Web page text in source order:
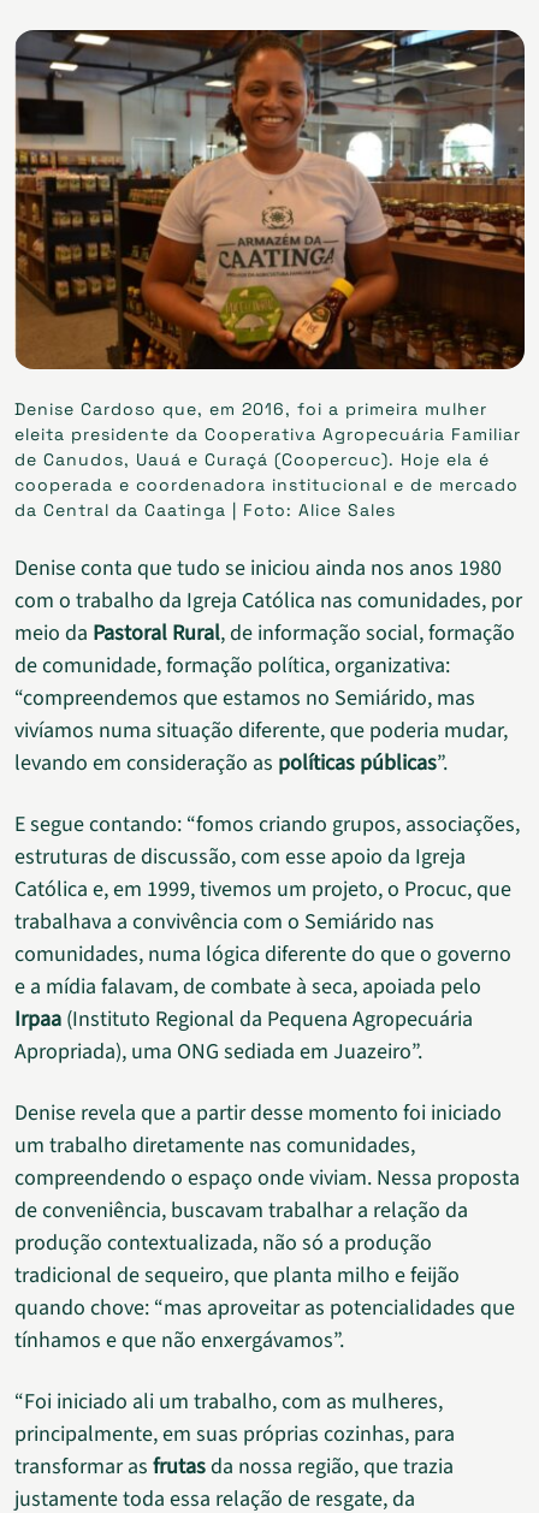
Denise Cardoso que, em 2016, foi a primeira mulher
eleita presidente da Cooperativa Agropecuária Familiar
de Canudos, Uauá e Curaçá (Coopercuc). Hoje ela é
cooperada e coordenadora institucional e de mercado
da Central da Caatinga | Foto: Alice Sales
Denise conta que tudo se iniciou ainda nos anos 1980
com o trabalho da Igreja Católica nas comunidades, por
meio da Pastoral Rural, de informação social, formação
de comunidade, formação política, organizativa:
“compreendemos que estamos no Semiárido, mas
vivíamos numa situação diferente, que poderia mudar,
levando em consideração as políticas públicas”.
E segue contando: “fomos criando grupos, associações,
estruturas de discussão, com esse apoio da Igreja
Católica e, em 1999, tivemos um projeto, o Procuc, que
trabalhava a convivência com o Semiárido nas
comunidades, numa lógica diferente do que o governo
e a mídia falavam, de combate à seca, apoiada pelo
Irpaa (Instituto Regional da Pequena Agropecuária
Apropriada), uma ONG sediada em Juazeiro”.
Denise revela que a partir desse momento foi iniciado
um trabalho diretamente nas comunidades,
compreendendo o espaço onde viviam. Nessa proposta
de conveniência, buscavam trabalhar a relação da
produção contextualizada, não só a produção
tradicional de sequeiro, que planta milho e feijão
quando chove: “mas aproveitar as potencialidades que
tínhamos e que não enxergávamos”.
“Foi iniciado ali um trabalho, com as mulheres,
principalmente, em suas próprias cozinhas, para
transformar as frutasda nossa região, que trazia
justamente toda essa relação de resgate, da